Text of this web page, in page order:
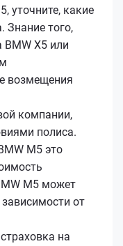
уточните, какие
Знание того,
BMW X5 или
возмещения
компании,
полиса.
M5 это
M5 может
от
на